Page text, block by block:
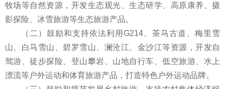
牧场等自然资源，开发生态观光、生态研学、高原康养、摄
影探险、冰雪旅游等生态旅游产品。
（二）鼓励和支持依法利用G214、茶马古道、梅里雪
山、白马雪山、碧罗雪山、澜沧江、金沙江等资源，开发自
驾游、徒步探险、登山攀岩、山地自行车、低空旅游、水上
漂流等户外运动和体育旅游产品，打造特色户外运动品牌。